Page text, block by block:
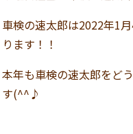
車検の速太郎は2022年1
ります！！
本年も車検の速太郎をど
す(^^♪